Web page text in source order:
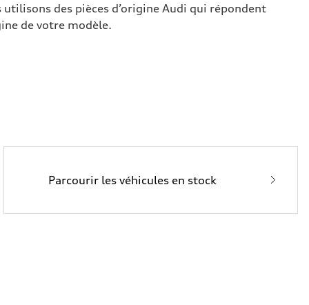
des pièces d’origine Audi qui répondent
de votre modèle.
Parcourir les véhicules en stock